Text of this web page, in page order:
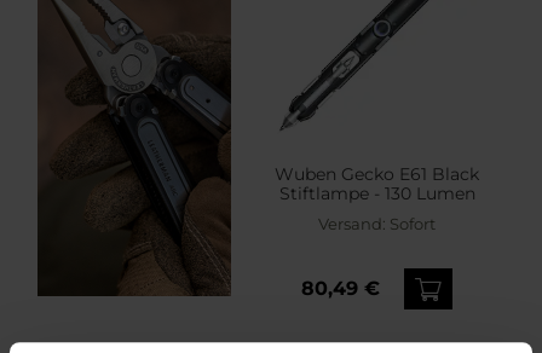
Wuben Gecko E61 Black
Stiftlampe - 130 Lumen
Versand: Sofort
80,49 €